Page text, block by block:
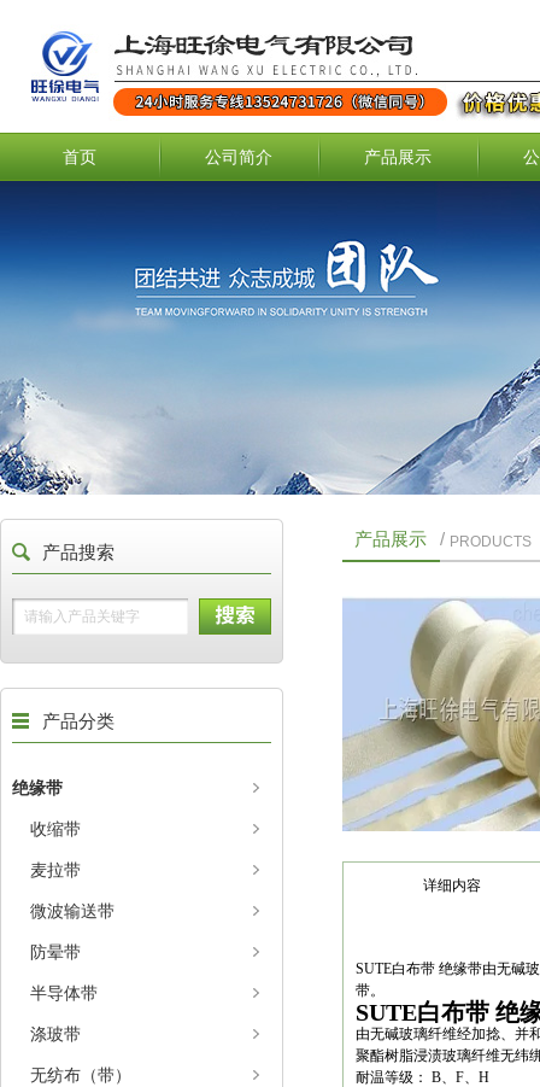
首页 公司简介 产品展示
产品搜索
产品分类
绝缘带
收缩带
麦拉带
微波输送带
防晕带
半导体带
涤玻带
无纺布（带）
产品展示 / PRODUCTS
详细内容
SUTE白布带 绝缘带由无碱
带。
SUTE白布带 绝
由无碱玻璃纤维经加捻、并
聚酯树脂浸渍玻璃纤维无纬
耐温等级： B、F、H